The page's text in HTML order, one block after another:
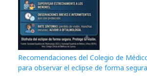
Recomendaciones del Colegio de
para observar el eclipse de forma segura